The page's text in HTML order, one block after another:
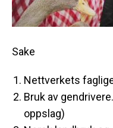
Sake
Nettverkets
Bruk av
oppslag)